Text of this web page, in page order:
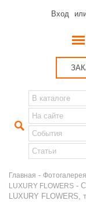
Вход
Главная - Фотогалерея
LUXURY FLOWERS -
LUXURY FLOWERS,